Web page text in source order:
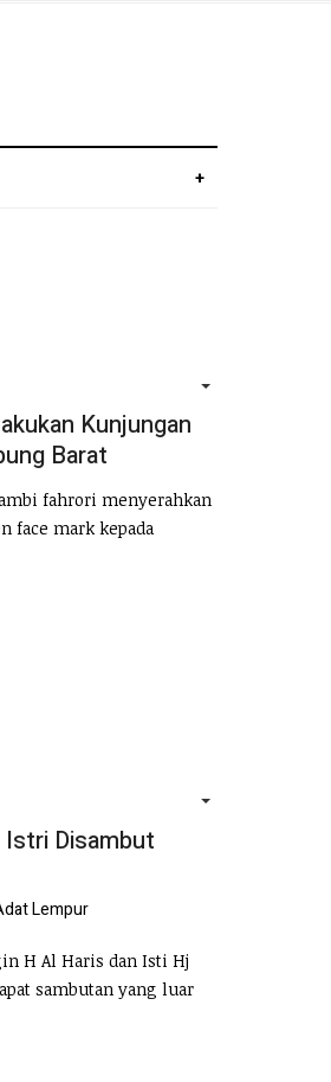
+
Kunjungan
Barat
fahrori menyerahkan
face mark kepada
Istri Disambut
Lempur
H Al Haris dan Isti Hj
sambutan yang luar